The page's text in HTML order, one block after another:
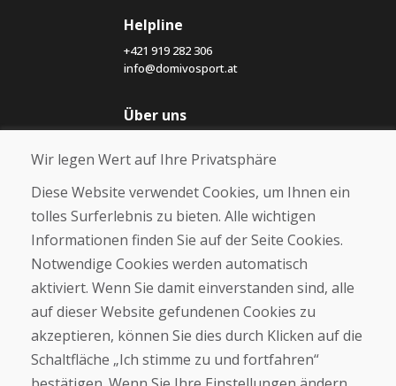
Helpline
+421 919 282 306
info@domivosport.at
Über uns
Über uns
Kontakt
Kaufen
E-Shop
Geschäftsbedingungen
Zahlung
Beschwerde
Rückgabe und Umtausch von Waren
Wir legen Wert auf Ihre Privatsphäre
Diese Website verwendet Cookies, um Ihnen ein
tolles Surferlebnis zu bieten. Alle wichtigen
Informationen finden Sie auf der Seite Cookies.
Notwendige Cookies werden automatisch
aktiviert. Wenn Sie damit einverstanden sind, alle
auf dieser Website gefundenen Cookies zu
akzeptieren, können Sie dies durch Klicken auf die
Schaltfläche „Ich stimme zu und fortfahren“